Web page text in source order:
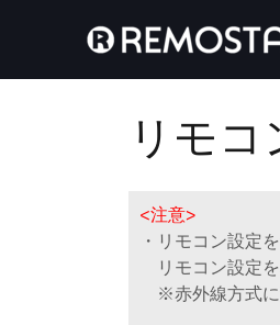
リモ
<注意>
・リモコン設定
リモコン設定を
※赤外線方式に